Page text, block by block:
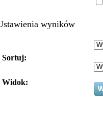
wyników
Sortuj:
Widok: